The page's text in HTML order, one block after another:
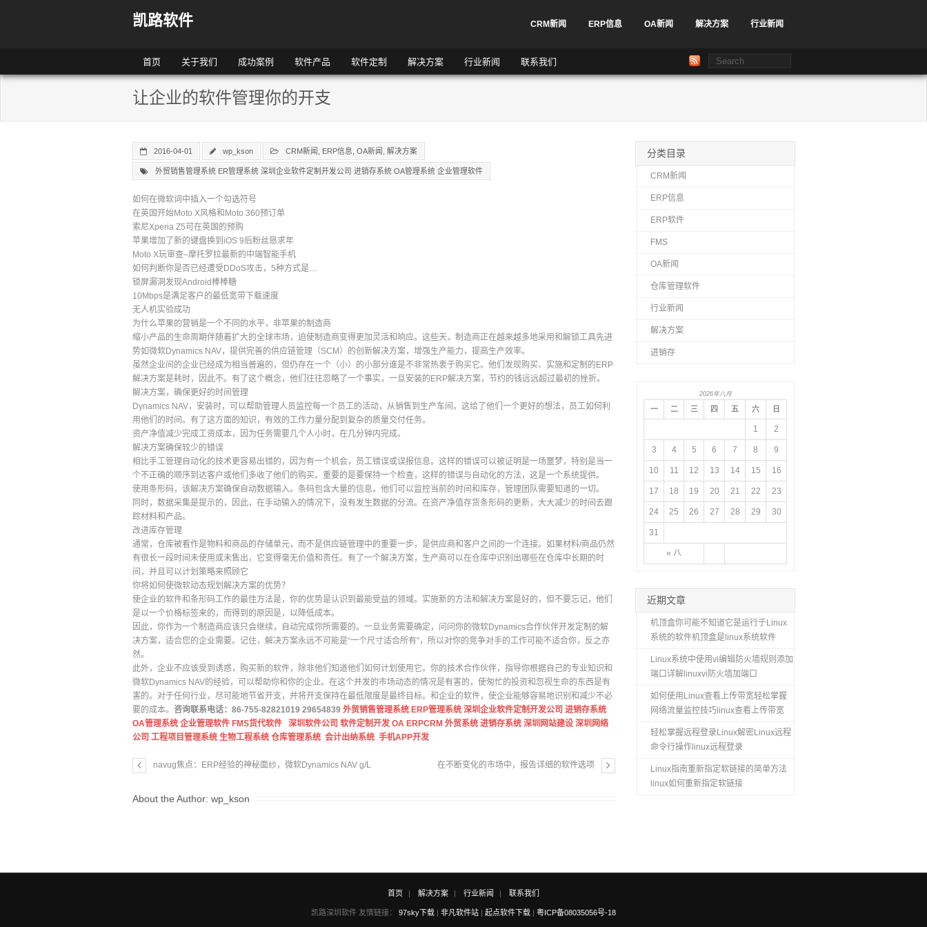
凯路软件 CRM新闻 ERP信息 OA新闻 解决方案 行业新闻
首页 关于我们 成功案例 软件产品 软件定制 解决方案 行业新闻 联系我们
让企业的软件管理你的开支
2016-04-01 wp_kson CRM新闻 ERP信息 OA新闻 解决方案
外贸销售管理系统 ER管理系统 深圳企业软件定制开发公司 进销存系统 OA管理系统 企业管理软件
如何在微软词中插入一个勾选符号
在英国开始Moto X风格和Moto 360预订单
索尼Xperia Z5可在英国的预购
苹果增加了新的键盘换到iOS 9后粉丝恳求年
Moto X玩审查–摩托罗拉最新的中端智能手机
如何判断你是否已经遭受DDoS攻击，5种方式是…
锁屏漏洞发现Android棒棒糖
10Mbps是满足客户的最低宽带下载速度
无人机实验成功
为什么苹果的营销是一个不同的水平，非苹果的制造商
缩小产品的生命周期伴随着扩大的全球市场，迫使制造商变得更加灵活和响应。这些天，制造商正在越来越多地采用和解锁工具先进
势如微软Dynamics NAV，提供完善的供应链管理（SCM）的创新解决方案，增强生产能力，提高生产效率。
虽然企业间的企业已经成为相当普遍的，但仍存在一个（小）的小部分谁是不非常热衷于购买它。他们发现购买、实施和定制的ERP
解决方案是耗时，因此不。有了这个概念，他们往往忽略了一个事实，一旦安装的ERP解决方案，节约的钱远远超过最初的挫折。
解决方案，确保更好的时间管理
Dynamics NAV，安装时，可以帮助管理人员监控每一个员工的活动，从销售到生产车间。这给了他们一个更好的想法，员工如何利
用他们的时间。有了这方面的知识，有效的工作力量分配到复杂的质量交付任务。
资产净值减少完成工资成本，因为任务需要几个人小时，在几分钟内完成。
解决方案确保较少的错误
相比手工管理自动化的技术更容易出错的，因为有一个机会，员工错误或误报信息。这样的错误可以被证明是一场噩梦，特别是当一
个不正确的顺序到达客户或他们多收了他们的购买。重要的是要保持一个检查，这样的错误与自动化的方法，这是一个系统提供。
使用条形码，该解决方案确保自动数据输入。条码包含大量的信息。他们可以监控当前的时间和库存，管理团队需要知道的一切。
同时，数据采集是提示的，因此，在手动输入的情况下，没有发生数据的分流。在资产净值存货条形码的更新，大大减少的时间去跟
踪材料和产品。
改进库存管理
通常，仓库被看作是物料和商品的存储单元，而不是供应链管理中的重要一步，是供应商和客户之间的一个连接。如果材料/商品仍然
有很长一段时间未使用或未售出，它变得毫无价值和责任。有了一个解决方案，生产商可以在仓库中识别出哪些在仓库中长期的时
间，并且可以计划策略来照顾它
你将如何使微软动态规划解决方案的优势？
使企业的软件和条形码工作的最佳方法是，你的优势是认识到最能受益的领域。实施新的方法和解决方案是好的，但不要忘记，他们
是以一个价格标签来的，而得到的原因是，以降低成本。
因此，你作为一个制造商应该只会继续，自动完成你所需要的。一旦业务需要确定，问问你的微软Dynamics合作伙伴开发定制的解
决方案，适合您的企业需要。记住，解决方案永远不可能是“一个尺寸适合所有”，所以对你的竞争对手的工作可能不适合你，反之亦
然。
此外，企业不应该受到诱惑，购买新的软件，除非他们知道他们如何计划使用它。你的技术合作伙伴，指导你根据自己的专业知识和
微软Dynamics NAV的经验，可以帮助你和你的企业。在这个并发的市场动态的情况是有害的，使匆忙的投资和忽视生命的东西是有
害的。对于任何行业，尽可能地节省开支，并将开支保持在最低限度是最终目标。和企业的软件，使企业能够容易地识别和减少不必
要的成本。 咨询联系电话：86-755-82821019 29654839 外贸销售管理系统 ERP管理系统 深圳企业软件定制开发公司 进销存系统
OA管理系统 企业管理软件 FMS货代软件 深圳软件公司 软件定制开发 OA ERPCRM 外贸系统 进销存系统 深圳网站建设 深圳网络
公司 工程项目管理系统 生物工程系统 仓库管理系统 会计出纳系统 手机APP开发
navug焦点：ERP经验的神秘面纱，微软Dynamics NAV g/L 在不断变化的市场中，报告详细的软件选项
About the Author: wp_kson
分类目录
CRM新闻
ERP信息
ERP软件
FMS
OA新闻
仓库管理软件
行业新闻
解决方案
进销存
2026年八月
一 二 三 四 五 六 日
« 八
1 2
3 4 5 6 7 8 9
10 11 12 13 14 15 16
17 18 19 20 21 22 23
24 25 26 27 28 29 30
31
近期文章
机顶盒你可能不知道它是运行于Linux
系统的软件机顶盒是linux系统软件
Linux系统中使用vi编辑防火墙规则添加
端口详解linuxvi防火墙加端口
如何使用Linux查看上传带宽轻松掌握
网络流量监控技巧linux查看上传带宽
轻松掌握远程登录Linux解密Linux远程
命令行操作linux远程登录
Linux指南重新指定软链接的简单方法
linux如何重新指定软链接
首页 解决方案 行业新闻 联系我们
凯路深圳软件 友情链接： 97sky下载 | 非凡软件站 | 起点软件下载 | 粤ICP备08035056号-18